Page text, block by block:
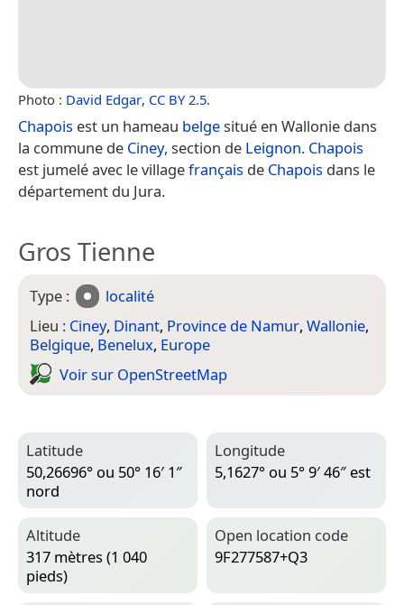
Photo : David Edgar, CC BY 2.5.
Chapois est un hameau belgesitué en Wallonie dans
la commune de Ciney, section de Leignon. Chapois
est jumelé avec le villagefrançais de Chapois dans le
département du Jura.
Gros Tienne
Type :
localité
Lieu : Ciney, Dinant, Province de Namur, Wallonie,
Belgique, Benelux, Europe
Voir sur Open­Street­Map
Latitude
50,26696° ou 50° 16′ 1″
nord
Longitude
5,1627° ou 5° 9′ 46″ est
Altitude
317 mètres (1 040
pieds)
Open location code
9F277587+Q3